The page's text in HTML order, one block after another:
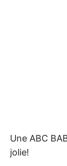
Une ABC
jolie!